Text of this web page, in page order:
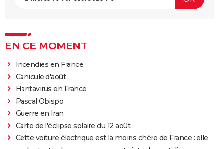
EN CE MOMENT
Incendies en France
Canicule d'août
Hantavirus en France
Pascal Obispo
Guerre en Iran
Carte de l'éclipse solaire du 12 août
Cette voiture électrique est la moins chère de France : elle